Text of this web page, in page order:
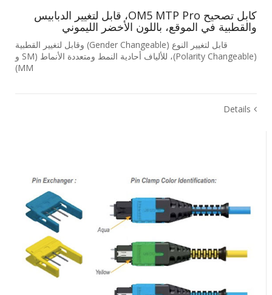
كابل تصحيح OM5 MTP Pro، قابل لتغيير الدبابيس
والقطبية في الموقع، باللون الأخضر الليموني
قابل لتغيير النوع (Gender Changeable) وقابل لتغيير القطبية
(Polarity Changeable)، للألياف أحادية النمط ومتعددة الأنماط (SM و
MM)
Details